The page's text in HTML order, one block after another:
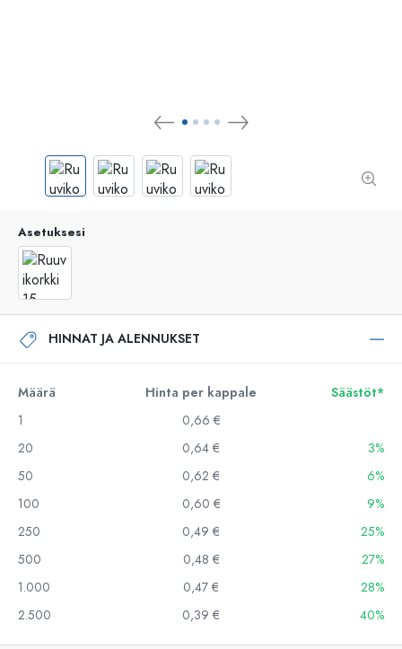
Asetuksesi
HINNAT JA ALENNUKSET
Määrä Hinta per kappale
Säästöt*
1
0,66 €
20
0,64 €
3%
50
0,62 €
6%
100
0,60 €
9%
250
0,49 €
25%
500
0,48 €
27%
1.000
0,47 €
28%
2.500
0,39 € 40%